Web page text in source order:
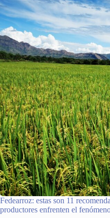
Fedearroz: estas son 11
productores enfrenten el